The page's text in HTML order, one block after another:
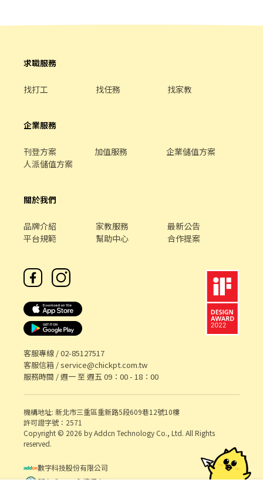
求職服務
找打工 找任務 找家教
企業服務
刊登方案 加值服務
企業儲值方案
人派儲值方案
關於我們
品牌介紹 家教服務
最新公告
平台規範
幫助中心 合作提案
客服專線 /02-85127517
客服信箱 /service@chickpt.com.tw
服務時間 / 週一 至 週五 09：00 - 18：00
機構地址: 新北市三重區重新路5段609巷12號10樓
許可證字號：2571
Copyright © 2026 by Addcn Technology Co., Ltd. All Rights
reserved.
數字科技股份有限公司